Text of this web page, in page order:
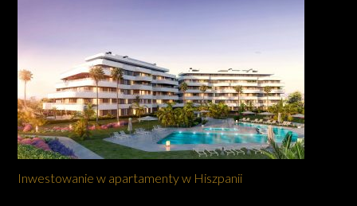
Inwestowanie w apartamenty w Hiszpanii